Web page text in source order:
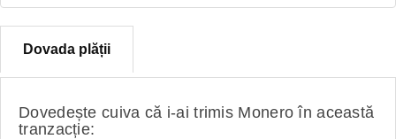
Dovada plății
Dovedește cuiva că i-ai trimis Monero în această
tranzacție: